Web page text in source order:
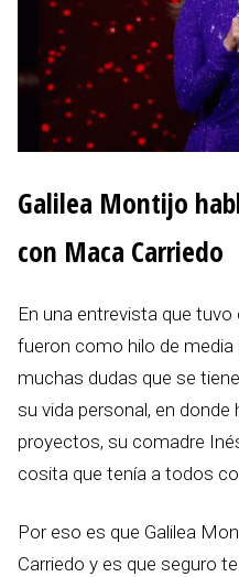
Galilea Montijo
con Maca Carriedo
En una entrevista que
fueron como hilo de media
muchas dudas que se
su vida personal, en
proyectos, su comadre
cosita que tenía a todos
Por eso es que Galilea
Carriedo y es que seguro